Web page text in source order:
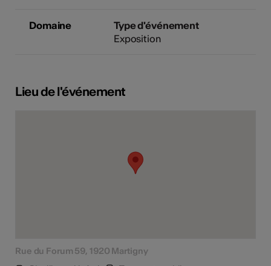
Domaine
Type d'événement
Exposition
Lieu de l'événement
Rue du Forum 59, 1920 Martigny